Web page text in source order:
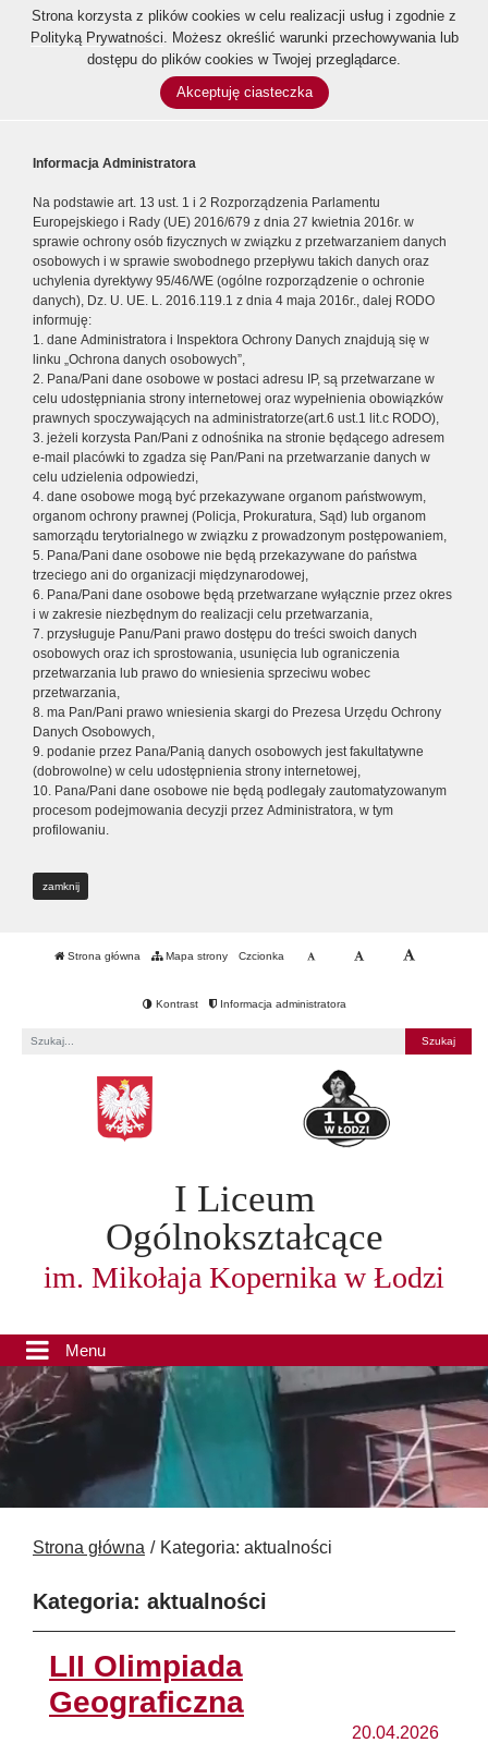
Strona korzysta z plików cookies w celu realizacji usług i zgodnie z
Polityką Prywatności. Możesz określić warunki przechowywania lub
dostępu do plików cookies w Twojej przeglądarce.
Akceptuję ciasteczka
Informacja Administratora
Na podstawie art. 13 ust. 1 i 2 Rozporządzenia Parlamentu
Europejskiego i Rady (UE) 2016/679 z dnia 27 kwietnia 2016r. w
sprawie ochrony osób fizycznych w związku z przetwarzaniem danych
osobowych i w sprawie swobodnego przepływu takich danych oraz
uchylenia dyrektywy 95/46/WE (ogólne rozporządzenie o ochronie
danych), Dz. U. UE. L. 2016.119.1 z dnia 4 maja 2016r., dalej RODO
informuję:
1. dane Administratora i Inspektora Ochrony Danych znajdują się w
linku „Ochrona danych osobowych”,
2. Pana/Pani dane osobowe w postaci adresu IP, są przetwarzane w
celu udostępniania strony internetowej oraz wypełnienia obowiązków
prawnych spoczywających na administratorze(art.6 ust.1 lit.c RODO),
3. jeżeli korzysta Pan/Pani z odnośnika na stronie będącego adresem
e-mail placówki to zgadza się Pan/Pani na przetwarzanie danych w
celu udzielenia odpowiedzi,
4. dane osobowe mogą być przekazywane organom państwowym,
organom ochrony prawnej (Policja, Prokuratura, Sąd) lub organom
samorządu terytorialnego w związku z prowadzonym postępowaniem,
5. Pana/Pani dane osobowe nie będą przekazywane do państwa
trzeciego ani do organizacji międzynarodowej,
6. Pana/Pani dane osobowe będą przetwarzane wyłącznie przez okres
i w zakresie niezbędnym do realizacji celu przetwarzania,
7. przysługuje Panu/Pani prawo dostępu do treści swoich danych
osobowych oraz ich sprostowania, usunięcia lub ograniczenia
przetwarzania lub prawo do wniesienia sprzeciwu wobec
przetwarzania,
8. ma Pan/Pani prawo wniesienia skargi do Prezesa Urzędu Ochrony
Danych Osobowych,
9. podanie przez Pana/Panią danych osobowych jest fakultatywne
(dobrowolne) w celu udostępnienia strony internetowej,
10. Pana/Pani dane osobowe nie będą podlegały zautomatyzowanym
procesom podejmowania decyzji przez Administratora, w tym
profilowaniu.
zamknij
Strona główna Mapa strony Czcionka
Kontrast Informacja administratora
I Liceum
Ogólnokształcące
im. Mikołaja Kopernika w Łodzi
Menu
Strona główna Kategoria: aktualności
Kategoria: aktualności
LII Olimpiada
Geograficzna
20.04.2026